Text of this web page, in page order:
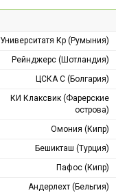
Университатя Кр (Румыния)
Рейнджерс (Шотландия)
ЦСКА С (Болгария)
КИ Клаксвик (Фарерские
острова)
Омония (Кипр)
Бешикташ (Турция)
Пафос (Кипр)
Андерлехт (Бельгия)